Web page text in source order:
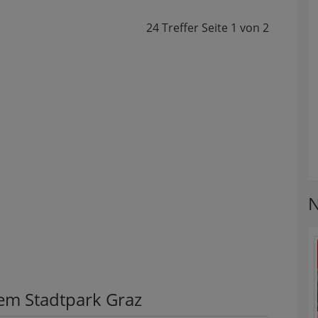
24 Treffer Seite 1 von 2
Stadtpark Graz